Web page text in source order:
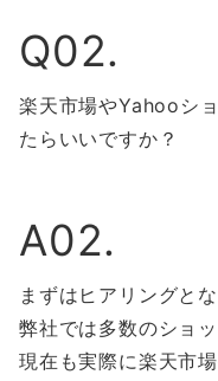
Q02.
楽天市場やYahooシ
たらいいですか？
A02.
まずはヒアリングとな
弊社では多数のショ
現在も実際に楽天市